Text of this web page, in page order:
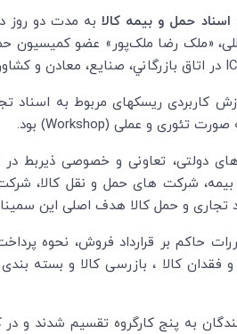
حمل و بیمه کالا
«ملک رضا ملک‌پور» عضو
در اتاق بازرگاني، صنايع، معادن و
کاربردی ریسک­های مربوط به اسناد
صورت تئوری و عملی (Workshop) بود.
های دولتی، تعاونی و خصوصی ذیربط
بیمه، شرکت های حمل و نقل
و حمل کالا هدف اصلی این
حاکم بر قرارداد فروش، نحوه
در تحویل و فقدان کالا ، بازرسی
به پنج کارگروه تقسیم شدند و در